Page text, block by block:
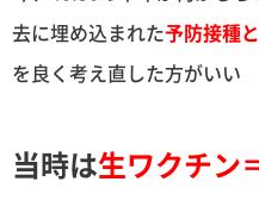
去に埋め込まれた予防接種
を良く考え直した方がいい
当時は生ワクチン